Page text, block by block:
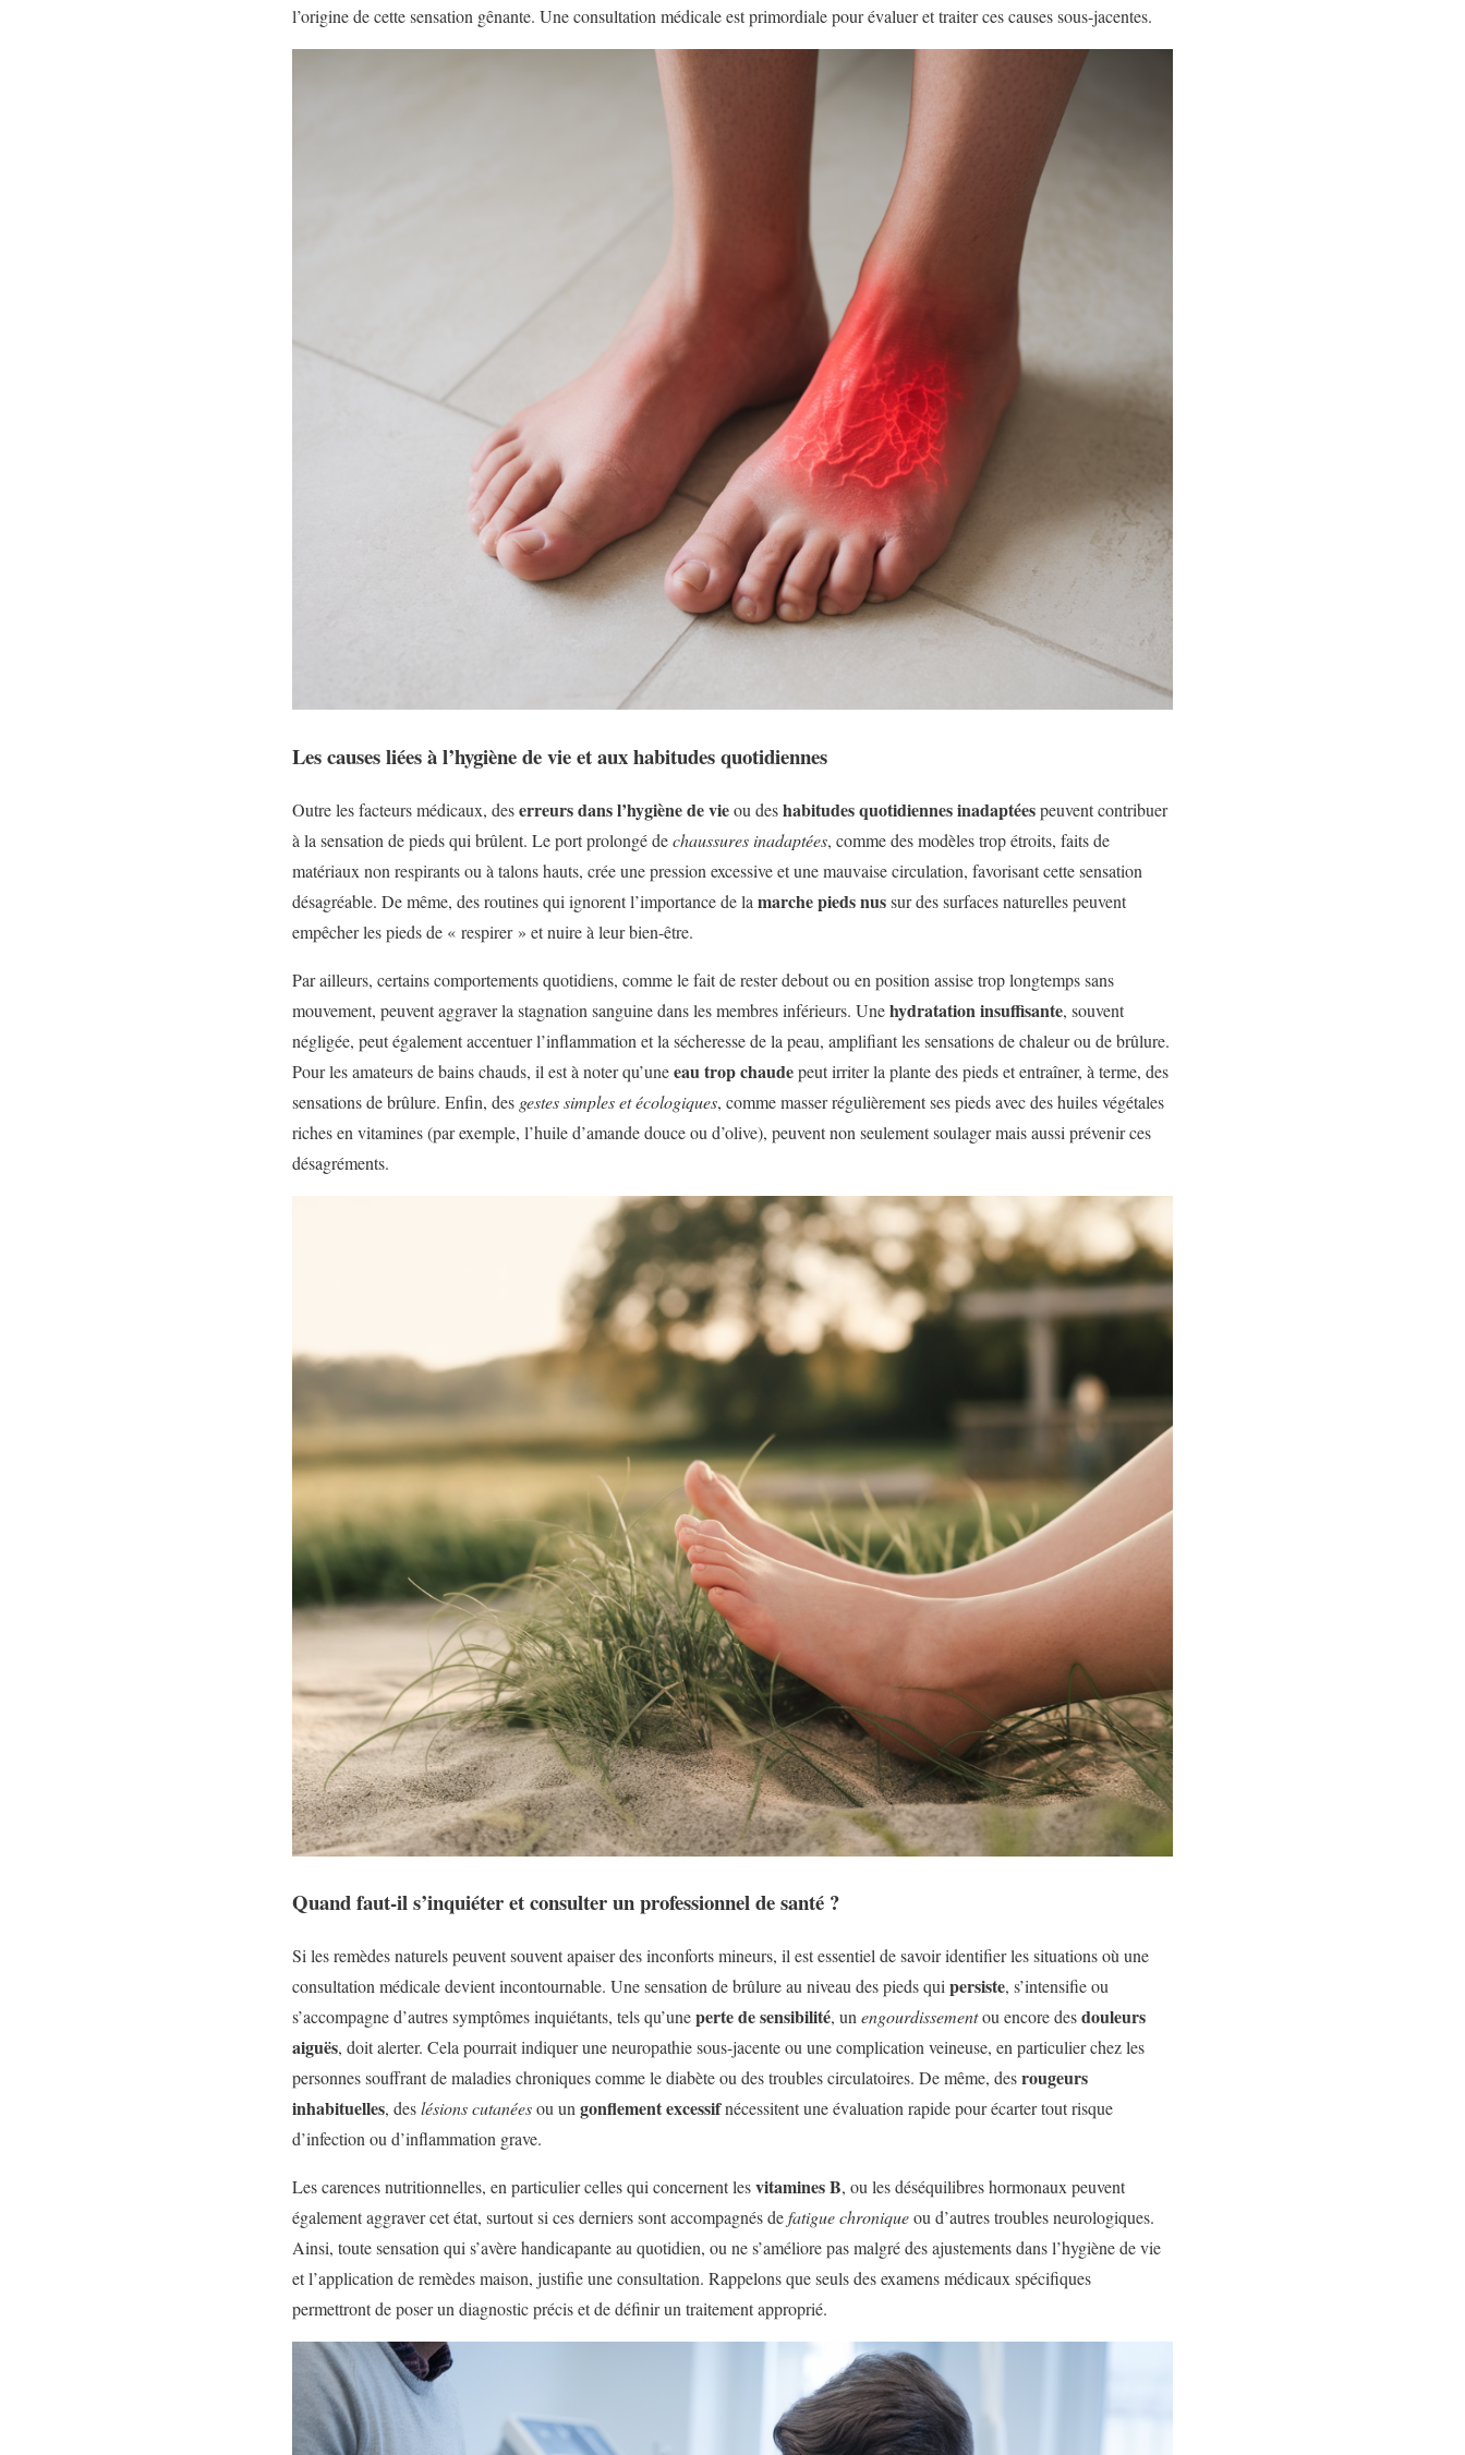
l’origine de cette sensation gênante. Une consultation médicale est primordiale pour évaluer et traiter ces causes sous-jacentes.
Les causes liées à l’hygiène de vie et aux habitudes quotidiennes
Outre les facteurs médicaux, deserreurs dans l’hygiène de vieou deshabitudes quotidiennes inadaptéespeuvent contribuer
à la sensation de pieds qui brûlent. Le port prolongé dechaussures inadaptées, comme des modèles trop étroits, faits de
matériaux non respirants ou à talons hauts, crée une pression excessive et une mauvaise circulation, favorisant cette sensation
désagréable. De même, des routines qui ignorent l’importance de la marche pieds nussur des surfaces naturelles peuvent
empêcher les pieds de « respirer » et nuire à leur bien-être.
Par ailleurs, certains comportements quotidiens, comme le fait de rester debout ou en position assise trop longtemps sans
mouvement, peuvent aggraver la stagnation sanguine dans les membres inférieurs. Unehydratation insuffisante, souvent
négligée, peut également accentuer l’inflammation et la sécheresse de la peau, amplifiant les sensations de chaleur ou de brûlure.
Pour les amateurs de bains chauds, il est à noter qu’uneeau trop chaudepeut irriter la plante des pieds et entraîner, à terme, des
sensations de brûlure. Enfin, des gestes simples et écologiques, comme masser régulièrement ses pieds avec des huiles végétales
riches en vitamines (par exemple, l’huile d’amande douce ou d’olive), peuvent non seulement soulager mais aussi prévenir ces
désagréments.
Quand faut-il s’inquiéter et consulter un professionnel de santé ?
Si les remèdes naturels peuvent souvent apaiser des inconforts mineurs, il est essentiel de savoir identifier les situations où une
consultation médicale devient incontournable. Une sensation de brûlure au niveau des pieds qui persiste, s’intensifie ou
s’accompagne d’autres symptômes inquiétants, tels qu’uneperte de sensibilité, un engourdissementou encore desdouleurs
aiguës, doit alerter. Cela pourrait indiquer une neuropathie sous-jacente ou une complication veineuse, en particulier chez les
personnes souffrant de maladies chroniques comme le diabète ou des troubles circulatoires. De même, desrougeurs
inhabituelles, deslésions cutanéesou un gonflement excessifnécessitent une évaluation rapide pour écarter tout risque
d’infection ou d’inflammation grave.
Les carences nutritionnelles, en particulier celles qui concernent lesvitamines B, ou les déséquilibres hormonaux peuvent
également aggraver cet état, surtout si ces derniers sont accompagnés defatigue chroniqueou d’autres troubles neurologiques.
Ainsi, toute sensation qui s’avère handicapante au quotidien, ou ne s’améliore pas malgré des ajustements dans l’hygiène de vie
et l’application de remèdes maison, justifie une consultation. Rappelons que seuls des examens médicaux spécifiques
permettront de poser un diagnostic précis et de définir un traitement approprié.